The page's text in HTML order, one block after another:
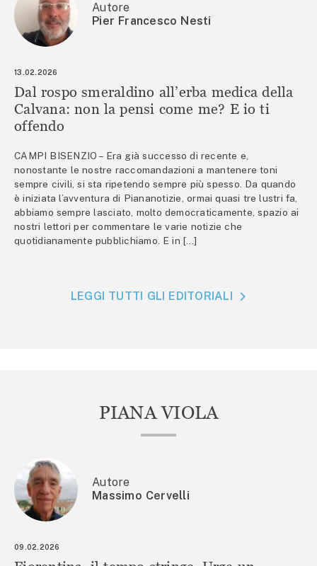
Autore
Pier Francesco Nesti
13.02.2026
Dal rospo smeraldino all’erba medica della
Calvana: non la pensi come me? E io ti
offendo
CAMPI BISENZIO – Era già successo di recente e,
nonostante le nostre raccomandazioni a mantenere toni
sempre civili, si sta ripetendo sempre più spesso. Da quando
è iniziata l’avventura di Piananotizie, ormai quasi tre lustri fa,
abbiamo sempre lasciato, molto democraticamente, spazio ai
nostri lettori per commentare le varie notizie che
quotidianamente pubblichiamo. E in […]
LEGGI TUTTI GLI EDITORIALI
PIANA VIOLA
Autore
Massimo Cervelli
09.02.2026